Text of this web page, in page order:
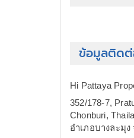
ข้อมูลติด
Hi Pattaya
352/178-7,
Chonburi,
อำเภอบางละมุ